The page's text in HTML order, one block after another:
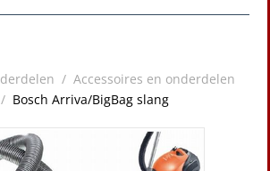
/ Accessoires en onderdelen
/ Bosch Arriva/BigBag slang